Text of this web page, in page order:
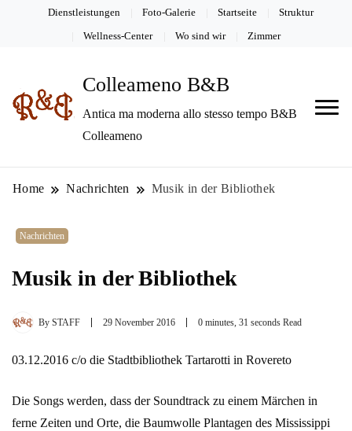
Dienstleistungen Foto-Galerie Startseite Struktur
Wellness-Center Wo sind wir Zimmer
Colleameno B&B
Antica ma moderna allo stesso tempo B&B
Colleameno
Home Nachrichten Musik in der Bibliothek
Nachrichten
Musik in der Bibliothek
By STAFF 29 November 2016 0 minutes, 31 seconds Read
03.12.2016 c/o die Stadtbibliothek Tartarotti in Rovereto
Die Songs werden, dass der Soundtrack zu einem Märchen in
ferne Zeiten und Orte, die Baumwolle Plantagen des Mississippi